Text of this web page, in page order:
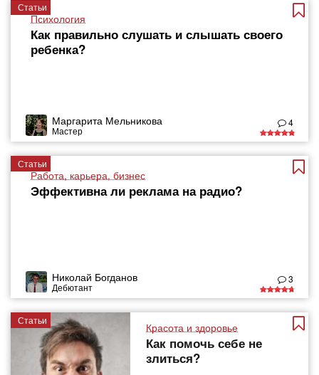
Статьи
Психология
Как правильно слушать и слышать своего
ребенка?
Маргарита Мельникова
Мастер
4
Статьи
Работа, карьера, бизнес
Эффективна ли реклама на радио?
Николай Богданов
Дебютант
3
Статьи
Красота и здоровье
Как помочь себе не
злиться?